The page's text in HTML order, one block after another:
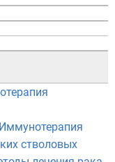
Иммунотерапия
стволовых